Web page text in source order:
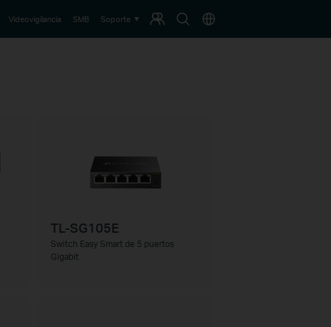
ProgramaBuscarPaís
Videovigilancia SMB Soporte
TL-SG105E
Switch Easy Smart de 5 puertos
Gigabit